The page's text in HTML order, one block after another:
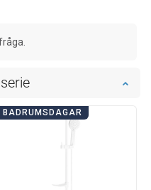
BADRUMSDAGAR